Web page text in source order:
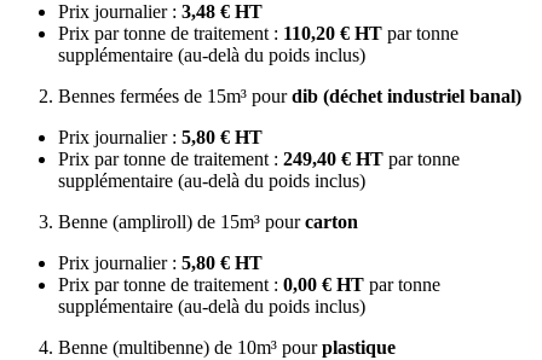
Prix journalier : 3,48 € HT
Prix par tonne de traitement : 110,20 € HT par tonne
supplémentaire (au-delà du poids inclus)
Bennes fermées de 15m³ pourdib (déchet industriel banal)
Prix journalier : 5,80 € HT
Prix par tonne de traitement : 249,40 € HT par tonne
supplémentaire (au-delà du poids inclus)
Benne (ampliroll) de 15m³ pourcarton
Prix journalier : 5,80 € HT
Prix par tonne de traitement : 0,00 € HT par tonne
supplémentaire (au-delà du poids inclus)
Benne (multibenne) de 10m³ pourplastique